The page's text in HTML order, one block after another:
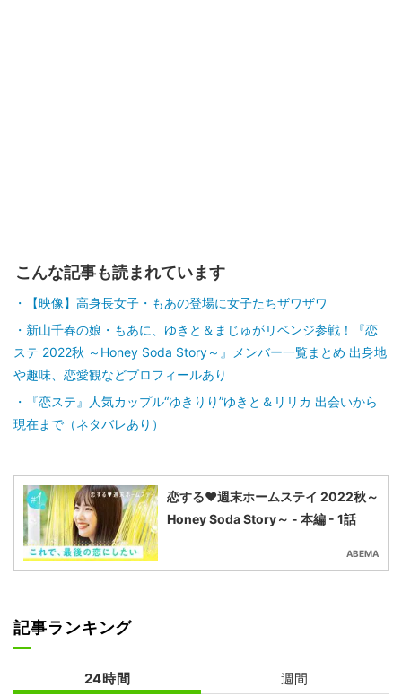
こんな記事も読まれています
【映像】高身長女子・もあの登場に女子たちザワザワ
新山千春の娘・もあに、ゆきと＆まじゅがリベンジ参戦！『恋
ステ 2022秋 ～Honey Soda Story～』メンバー一覧まとめ 出身地
や趣味、恋愛観などプロフィールあり
『恋ステ』人気カップル“ゆきりり”ゆきと＆リリカ 出会いから
現在まで（ネタバレあり）
恋する♥週末ホームステイ 2022秋～
Honey Soda Story～ - 本編 - 1話
ABEMA
記事ランキング
24時間 週間